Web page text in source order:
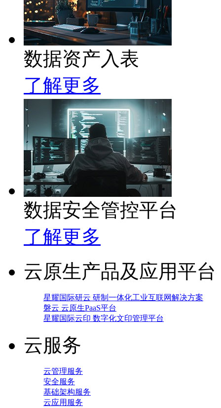
数据资产入表
了解更多
数据安全管控平台
了解更多
云原生产品及应用平台
星耀国际研云 研制一体化工业互联网解决方案
磐云 云原生PaaS平台
星耀国际云印 数字化文印管理平台
云服务
云管理服务
安全服务
基础架构服务
云应用服务